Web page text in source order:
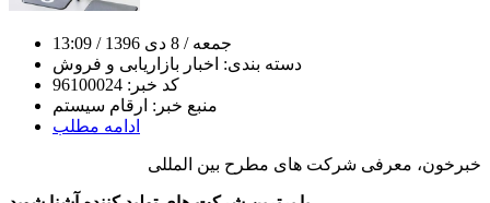
جمعه / 8 دی 1396
/ 13:09
دسته بندی: اخبار بازاریابی و فروش
کد خبر: 96100024
منبع خبر: ارقام سیستم
ادامه مطلب
خبرخون، معرفی شرکت های مطرح بین المللی